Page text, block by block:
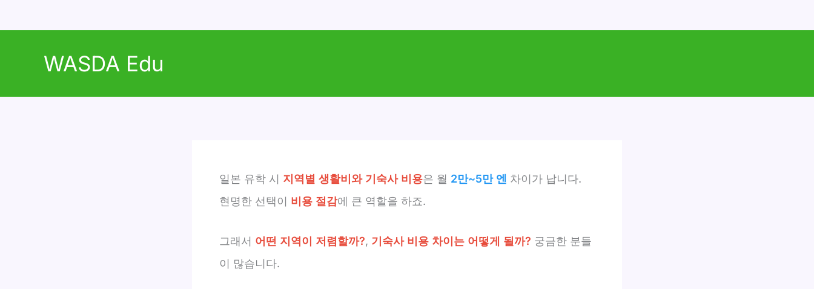
WASDA Edu
일본 유학 시 지역별 생활비와 기숙사 비용은 월 2만~5만 엔 차이가 납니다.
현명한 선택이 비용 절감에 큰 역할을 하죠.
그래서 어떤 지역이 저렴할까?, 기숙사 비용 차이는 어떻게 될까? 궁금한 분들
이 많습니다.